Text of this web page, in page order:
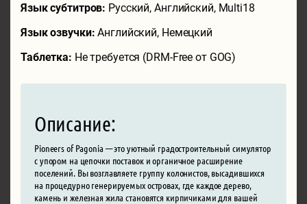
Язык субтитров: Русский, Английский, Multi18
Язык озвучки:Английский, Немецкий
Таблетка: Не требуется (DRM-Free от GOG)
Описание:
Pioneers of Pagonia — это уютный градостроительный симулятор
с упором на цепочки поставок и органичное расширение
поселений. Вы возглавляете группу колонистов, высадившихся
на процедурно генерируемых островах, где каждое дерево,
камень и железная жила становятся кирпичиками для вашей